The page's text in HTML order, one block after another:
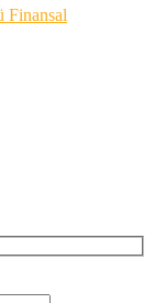
Finansal